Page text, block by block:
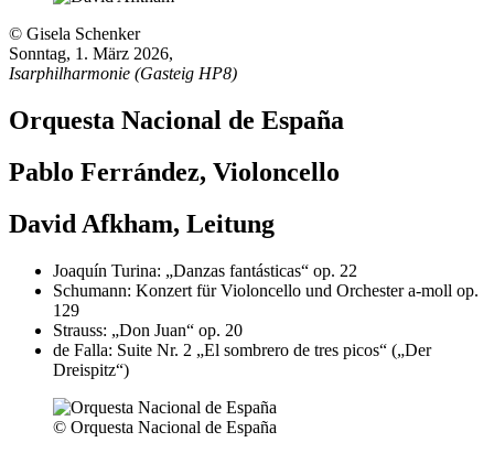
© Gisela Schenker
Sonntag, 1. März 2026,
Isarphilharmonie (Gasteig HP8)
Orquesta Nacional de España
Pablo Ferrández, Violoncello
David Afkham, Leitung
Joaquín Turina: „Danzas fantásticas“ op. 22
Schumann: Konzert für Violoncello und Orchester a-moll op.
129
Strauss: „Don Juan“ op. 20
de Falla: Suite Nr. 2 „El sombrero de tres picos“ („Der
Dreispitz“)
© Orquesta Nacional de España